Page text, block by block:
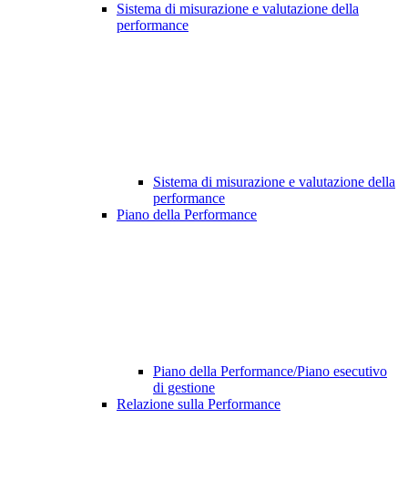
Sistema di misurazione e valutazione della
performance
Sistema di misurazione e valutazione della
performance
Piano della Performance
Piano della Performance/Piano esecutivo
di gestione
Relazione sulla Performance